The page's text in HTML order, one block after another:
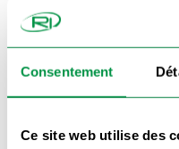
Consentement
Ce site web utilise des
durabilité
Sécurité
réduisant le
Conseils